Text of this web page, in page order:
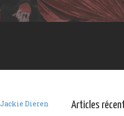
Jackie Dieren
Articles